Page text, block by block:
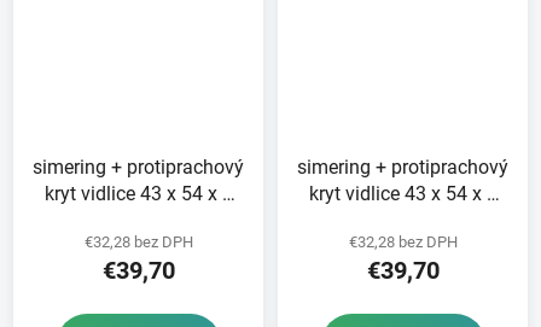
simering + protiprachový
kryt vidlice 43 x 54 x 9
€32,28 bez DPH
€39,70
simering + protiprachový
kryt vidlice 43 x 54 x 9
€32,28 bez DPH
€39,70